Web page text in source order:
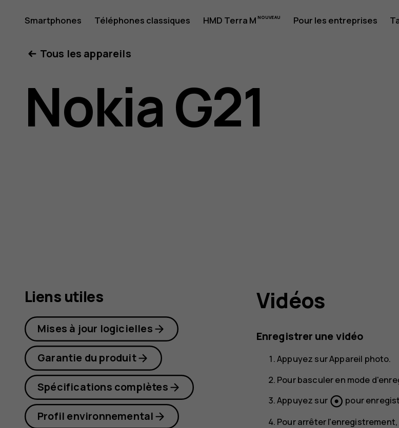
Guide
de
l'utilisateur
Smartphones Téléphones classiques HMD Terra M Pour les entreprises
Tous les appareils
Nokia G21
Vidéos
Enregistrer une vidéo
Appuyez surAppareil photo.
Pour basculer en mode
Appuyez sur adjust pour
Pour arrêter
Liens utiles
Mises à jour logicielles
Garantie du produit
Spécifications complètes
Profil environnemental